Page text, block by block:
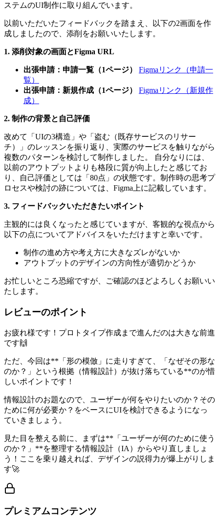
ステムのUI制作に取り組んでいます。
以前いただいたフィードバックを踏まえ、以下の2画面を作
成しましたので、添削をお願いいたします。
1. 添削対象の画面とFigma URL
出張申請：申請一覧（1ページ）
Figmaリンク（申請一
覧）
出張申請：新規作成（1ページ）
Figmaリンク（新規作
成）
2. 制作の背景と自己評価
改めて「UIの3構造」や「盗む（既存サービスのリサー
チ）」のレッスンを振り返り、実際のサービスを触りながら
複数のパターンを検討して制作しました。 自分なりには、
以前のアウトプットよりも格段に質が向上したと感じてお
り、自己評価としては「80点」の状態です。制作時の思考プ
ロセスや検討の跡については、Figma上に記載しています。
3. フィードバックいただきたいポイント
主観的には良くなったと感じていますが、客観的な視点から
以下の点についてアドバイスをいただけますと幸いです。
制作の進め方や考え方に大きなズレがないか
アウトプットのデザインの方向性が適切かどうか
お忙しいところ恐縮ですが、ご確認のほどよろしくお願いい
たします。
レビューのポイント
お疲れ様です！プロトタイプ作成まで進んだのは大きな前進
です🙌
ただ、今回は**「形の模倣」に走りすぎて、「なぜその形な
のか？」という根拠（情報設計）が抜け落ちている**のが惜
しいポイントです！
情報設計のお題なので、ユーザーが何をやりたいのか？その
ために何が必要か？をベースにUIを検討できるようになっ
ていきましょう。
見た目を整える前に、まずは**「ユーザーが何のために使う
のか？」**を整理する情報設計（IA）からやり直しましょ
う！ここを乗り越えれば、デザインの説得力が爆上がりしま
す🚀
プレミアムコンテンツ